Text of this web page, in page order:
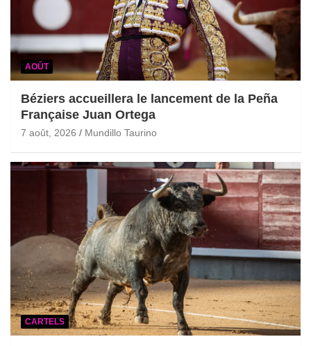
AOÛT
Béziers accueillera le lancement de la Peña
Française Juan Ortega
7 août, 2026 Mundillo Taurino
CARTELS